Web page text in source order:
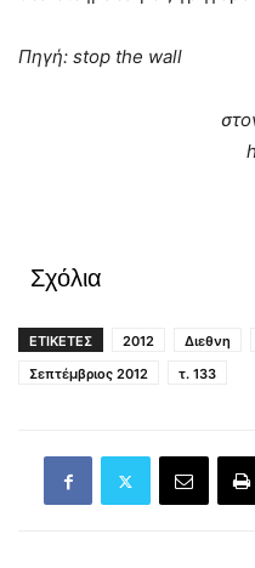
Πηγή: stop the wall
Σχόλια
ΕΤΙΚΕΤΕΣ 2012 Διεθνη
Σεπτέμβριος 2012
τ. 133